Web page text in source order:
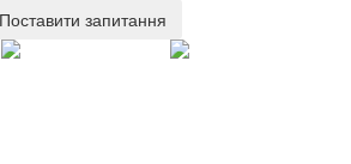
Поставити запитання